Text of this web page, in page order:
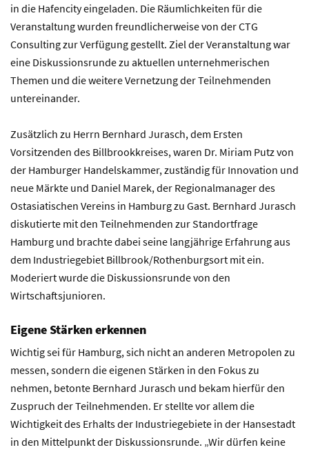
in die Hafencity eingeladen. Die Räumlichkeiten für die
Veranstaltung wurden freundlicherweise von der CTG
Consulting zur Verfügung gestellt. Ziel der Veranstaltung war
eine Diskussionsrunde zu aktuellen unternehmerischen
Themen und die weitere Vernetzung der Teilnehmenden
untereinander.
Zusätzlich zu Herrn Bernhard Jurasch, dem Ersten
Vorsitzenden des Billbrookkreises, waren Dr. Miriam Putz von
der Hamburger Handelskammer, zuständig für Innovation und
neue Märkte und Daniel Marek, der Regionalmanager des
Ostasiatischen Vereins in Hamburg zu Gast. Bernhard Jurasch
diskutierte mit den Teilnehmenden zur Standortfrage
Hamburg und brachte dabei seine langjährige Erfahrung aus
dem Industriegebiet Billbrook/Rothenburgsort mit ein.
Moderiert wurde die Diskussionsrunde von den
Wirtschaftsjunioren.
Eigene Stärken erkennen
Wichtig sei für Hamburg, sich nicht an anderen Metropolen zu
messen, sondern die eigenen Stärken in den Fokus zu
nehmen, betonte Bernhard Jurasch und bekam hierfür den
Zuspruch der Teilnehmenden. Er stellte vor allem die
Wichtigkeit des Erhalts der Industriegebiete in der Hansestadt
in den Mittelpunkt der Diskussionsrunde. „Wir dürfen keine